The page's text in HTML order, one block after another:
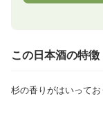
この日本酒の特徴
杉の香りがはいって